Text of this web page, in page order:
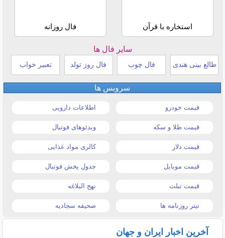
استخاره با قرآن فال روزانه
سایر فال ها
طالع بینی هندی فال چوب فال روز تولد تعبیر خواب
سرویس ها
قیمت خودرو اطلاعات دارویی
قیمت طلا و سکه ویدئوهای فوتبال
قیمت دلار کالری مواد غذایی
قیمت موبایل جدول پخش فوتبال
قیمت تبلت نهج البلاغه
تیتر روزنامه ها صحیفه سجادیه
آخرین اخبار ایران و جهان